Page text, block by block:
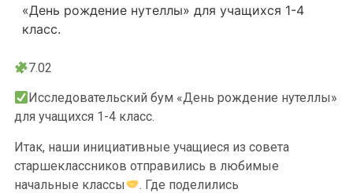
«День рождение нутеллы» для учащихся 1-4
класс.
7.02
Исследовательский бум «День рождение нутеллы»
для учащихся 1-4 класс.
Итак, наши инициативные учащиеся из совета
старшеклассников отправились в любимые
начальные классы
. Где поделились